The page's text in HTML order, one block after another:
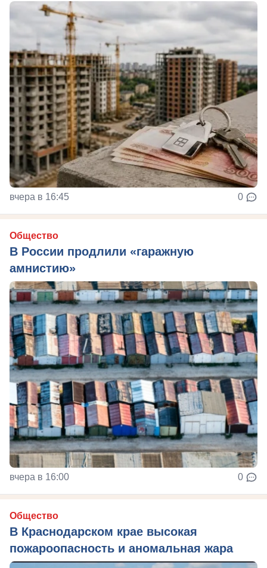
вчера в 16:45 0
Общество
В России продлили «гаражную
амнистию»
вчера в 16:00 0
Общество
В Краснодарском крае высокая
пожароопасность и аномальная жара